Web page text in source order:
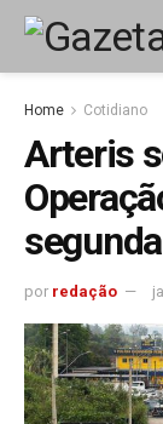
Home Cotidiano
Arteris
por redação